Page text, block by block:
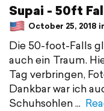
Supai - 50ft
October 25, 2018
Die 50-foot-Falls
auch ein Traum.
Tag verbringen,
Dankbar war ich
Schuhsohlen